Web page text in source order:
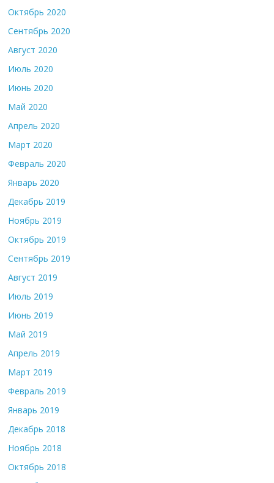
Октябрь 2020
Сентябрь 2020
Август 2020
Июль 2020
Июнь 2020
Май 2020
Апрель 2020
Март 2020
Февраль 2020
Январь 2020
Декабрь 2019
Ноябрь 2019
Октябрь 2019
Сентябрь 2019
Август 2019
Июль 2019
Июнь 2019
Май 2019
Апрель 2019
Март 2019
Февраль 2019
Январь 2019
Декабрь 2018
Ноябрь 2018
Октябрь 2018